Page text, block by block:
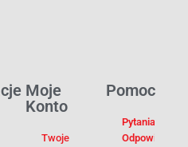
Pomoc
Pytania I
Odpowiedzi
Moje
Konto
Twoje